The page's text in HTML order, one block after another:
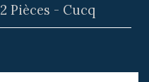
Pièces - Cucq